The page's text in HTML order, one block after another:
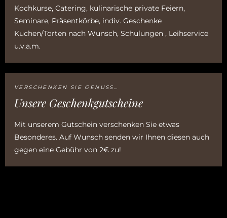
Kochkurse, Catering, kulinarische private Feiern,
Seminare, Präsentkörbe, indiv. Geschenke
Kuchen/Torten nach Wunsch, Schulungen , Leihservice
u.v.a.m.
VERSCHENKEN SIE GENUSS…
Unsere Geschenkgutscheine
Mit unserem Gutschein verschenken Sie etwas
Besonderes. Auf Wunsch senden wir Ihnen diesen auch
gegen eine Gebühr von 2€ zu!